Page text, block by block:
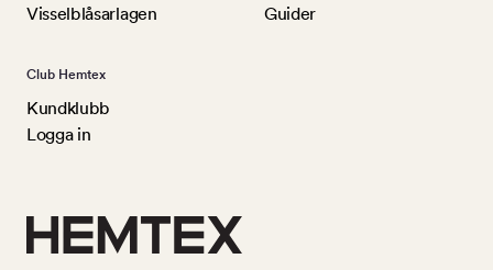
Visselblåsarlagen
Guider
Club Hemtex
Kundklubb
Logga in